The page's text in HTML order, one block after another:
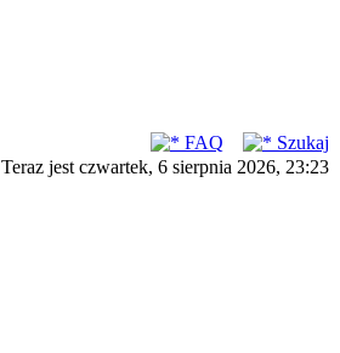
FAQ
Szukaj
Teraz jest czwartek, 6 sierpnia 2026, 23:23